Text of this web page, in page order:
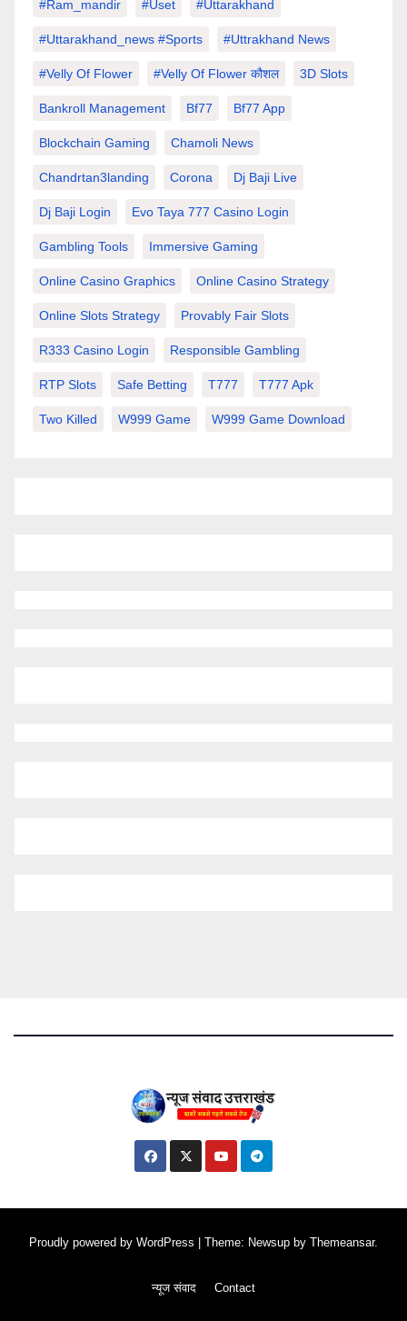
#Ram_mandir #uset #uttarakhand
#Uttarakhand_news #sports #Uttrakhand News
#velly Of Flower #velly Of Flower कौशल 3D Slots
Bankroll Management Bf77 Bf77 App
Blockchain Gaming Chamoli News
Chandrtan3landing Corona Dj Baji Live
Dj Baji Login Evo Taya 777 Casino Login
Gambling Tools Immersive Gaming
Online Casino Graphics Online Casino Strategy
Online Slots Strategy Provably Fair Slots
R333 Casino Login Responsible Gambling
RTP Slots Safe Betting T777 T777 Apk
Two Killed W999 Game W999 Game Download
Proudly powered by WordPress Theme: Newsup by Themeansar.
न्यूज संवाद Contact